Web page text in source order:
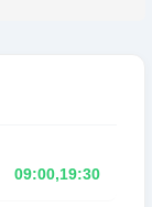
09:00,19:30